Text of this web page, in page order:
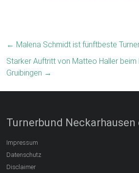
← Malena Schmidt ist fünftbeste
Starker Auftritt von Matteo Haller beim
Gruibingen →
Turnerbund Neckarhausen
Impressum
Datenschutz
Disclaimer